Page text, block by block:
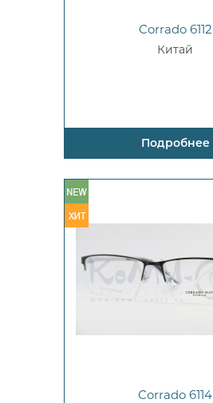
Corrado 6112
Китай
Подробнее
Corrado 6114